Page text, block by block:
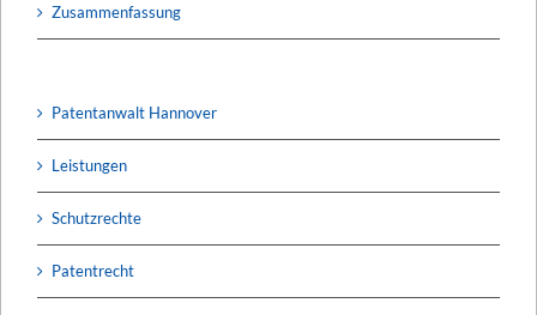
Zusammenfassung
Patentanwalt Hannover
Leistungen
Schutzrechte
Patentrecht